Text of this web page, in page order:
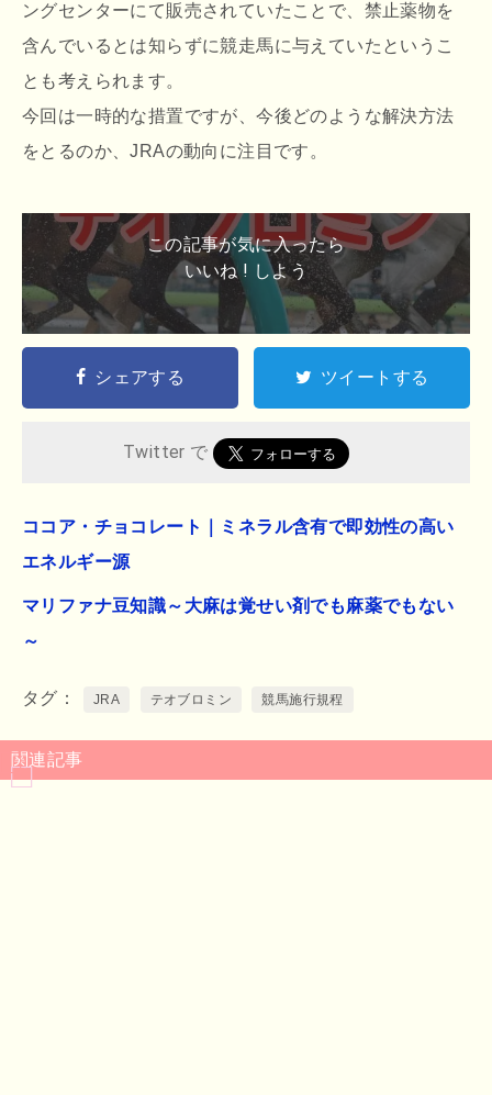
ングセンターにて販売されていたことで、禁止薬物を
含んでいるとは知らずに競走馬に与えていたというこ
とも考えられます。
今回は一時的な措置ですが、今後どのような解決方法
をとるのか、JRAの動向に注目です。
この記事が気に入ったら
いいね ! しよう
シェアする ツイートする
Twitter で
ココア・チョコレート｜ミネラル含有で即効性の高い
エネルギー源
マリファナ豆知識～大麻は覚せい剤でも麻薬でもない
～
タグ JRA テオブロミン 競馬施行規程
関連記事